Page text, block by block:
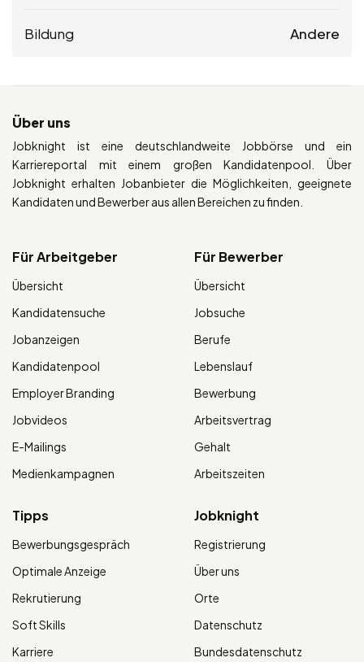
Bildung Andere
Über uns
Jobknight ist eine deutschlandweite Jobbörse und ein
Karriereportal mit einem großen Kandidatenpool. Über
Jobknight erhalten Jobanbieter die Möglichkeiten, geeignete
Kandidaten und Bewerber aus allen Bereichen zu finden.
Für Arbeitgeber
Übersicht
Kandidatensuche
Jobanzeigen
Kandidatenpool
Employer Branding
Jobvideos
E-Mailings
Medienkampagnen
Für Bewerber
Übersicht
Jobsuche
Berufe
Lebenslauf
Bewerbung
Arbeitsvertrag
Gehalt
Arbeitszeiten
Tipps
Bewerbungsgespräch
Optimale Anzeige
Rekrutierung
Soft Skills
Karriere
Jobknight
Registrierung
Über uns
Orte
Datenschutz
Bundesdatenschutz